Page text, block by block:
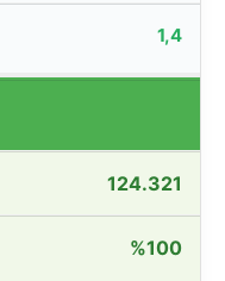
1,4
124.321
%100